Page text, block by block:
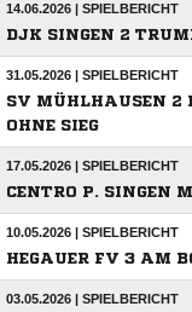
14.06.2026 | SPIELBERICHT
DJK SINGEN 2
31.05.2026 | SPIELBERICHT
SV MÜHLHAUSEN 2
OHNE SIEG
17.05.2026 | SPIELBERICHT
CENTRO P. SINGEN
10.05.2026 | SPIELBERICHT
HEGAUER FV 3 AM
03.05.2026 | SPIELBERICHT